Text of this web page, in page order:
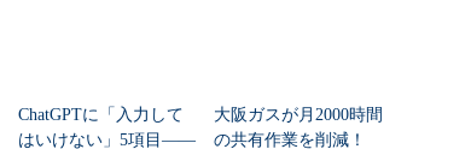
ChatGPTに「入力して
はいけない」5項目――
大阪ガスが月2000時間
の共有作業を削減！